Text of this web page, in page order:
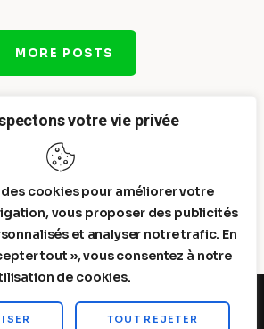
votre vie privée
cookies pour améliorer votre
vous proposer des publicités
et analyser notre trafic. En
tout », vous consentez à notre
de cookies.
TOUT REJETER
MORE POSTS